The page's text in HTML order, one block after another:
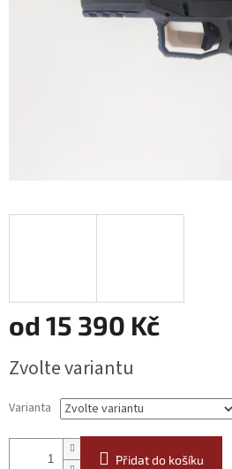
od 15 390 Kč
cena:
Zvolte variantu
Varianta
Přidat do košíku